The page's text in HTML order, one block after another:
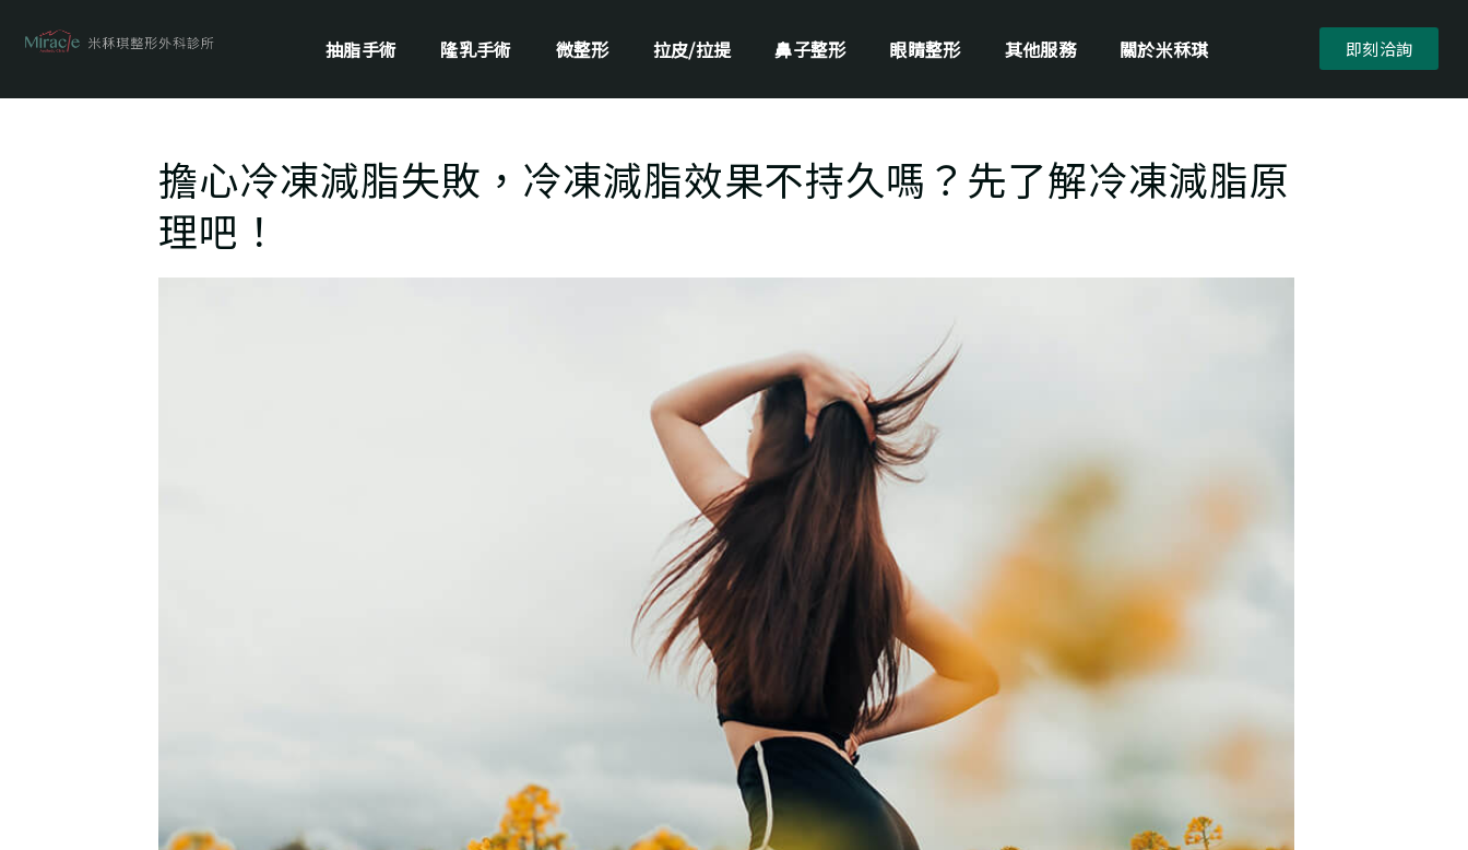
抽脂手術 隆乳手術 微整形 拉皮/拉提 鼻子整形 眼睛整形 其他服務 關於米秝琪 即刻洽詢
擔心冷凍減脂失敗，冷凍減脂效果不持久嗎？先了解冷凍減脂原
理吧！